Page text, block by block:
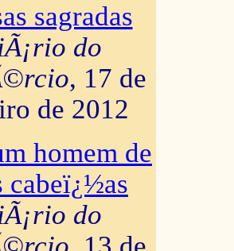
sagradas
do
, 17 de
de 2012
homem de
cabeï¿½as
do